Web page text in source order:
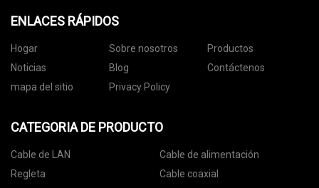
ENLACES RÁPIDOS
Hogar Sobre nosotros
Productos
Noticias
Blog
Contáctenos
mapa del sitio
Privacy Policy
CATEGORIA DE PRODUCTO
Cable de LAN
Cable de alimentación
Regleta
Cable coaxial